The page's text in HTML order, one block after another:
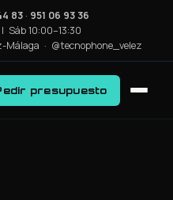
83· 951 06 93 36
Sáb 10:00–13:30
Málaga · @tecnophone_velez
presupuesto